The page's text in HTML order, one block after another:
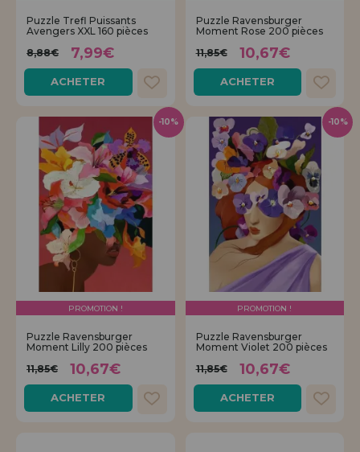
Puzzle Trefl Puissants
Avengers XXL 160 pièces
8,88€
7,99€
ACHETER
Puzzle Ravensburger
Moment Rose 200 pièces
11,85€
10,67€
ACHETER
PROMOTION !
Puzzle Ravensburger
Moment Lilly 200 pièces
11,85€
10,67€
ACHETER
-10%
PROMOTION !
Puzzle Ravensburger
Moment Violet 200 pièces
11,85€
10,67€
ACHETER
-10%